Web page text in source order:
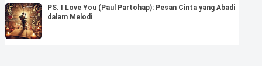
PS. I Love You (Paul Partohap): Pesan Cinta yang Abadi
dalam Melodi